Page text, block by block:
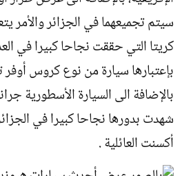
سيتم تجميعهما في الجزائر والأمر
كريتا التي حققت نجاحا كبيرا في
بإعتبارها سيارة من نوع كروس أوفر
شهدت بدورها نجاحا كبيرا في
أكسنت العائلية .